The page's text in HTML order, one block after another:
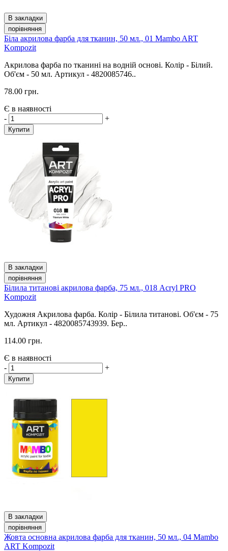
В закладки
порівняння
Біла акрилова фарба для тканин, 50 мл., 01 Mambo ART
Kompozit
Акрилова фарба по тканині на водній основі. Колір - Білий.
Об'єм - 50 мл. Артикул - 4820085746..
78.00 грн.
Є в наявності
-
+
Купити
В закладки
порівняння
Білила титанові акрилова фарба, 75 мл., 018 Acryl PRO
Kompozit
Художня Акрилова фарба. Колір - Білила титанові. Об'єм - 75
мл. Артикул - 4820085743939. Бер..
114.00 грн.
Є в наявності
-
+
Купити
В закладки
порівняння
Жовта основна акрилова фарба для тканин, 50 мл., 04 Mambo
ART Kompozit